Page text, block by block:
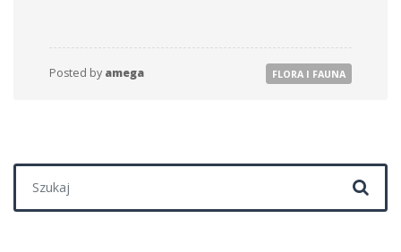
Posted by amega FLORA I FAUNA